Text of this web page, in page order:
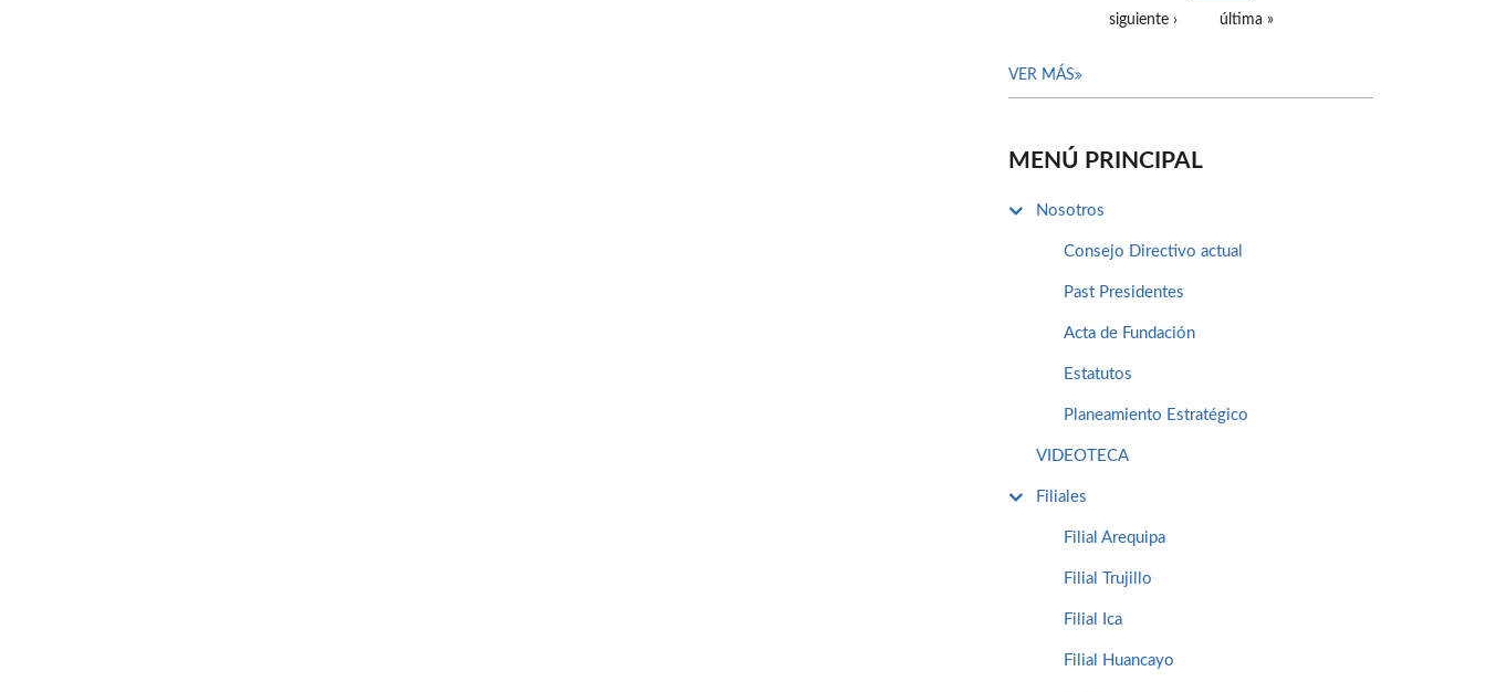
siguiente › última »
VER MÁS
MENÚ PRINCIPAL
Nosotros
Consejo Directivo actual
Past Presidentes
Acta de Fundación
Estatutos
Planeamiento Estratégico
VIDEOTECA
Filiales
Filial Arequipa
Filial Trujillo
Filial Ica
Filial Huancayo